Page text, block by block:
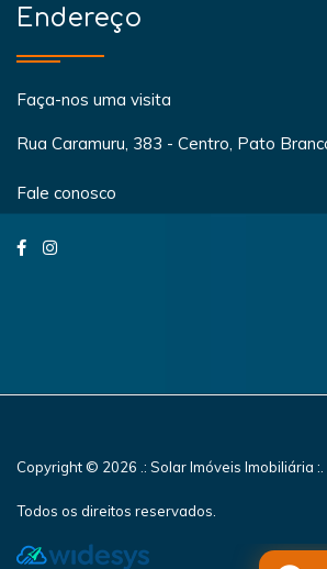
Endereço
Faça-nos uma visita
Rua Caramuru, 383 - Centro, Pato
Fale conosco
Copyright © 2026 .: Solar Imóveis Imobiliária
Todos os direitos reservados.